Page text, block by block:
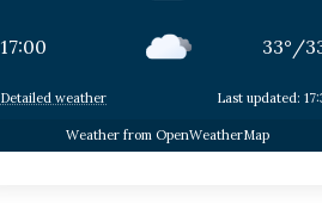
17:00 33° /
Detailed weather Last updated:
Weather from OpenWeatherMap